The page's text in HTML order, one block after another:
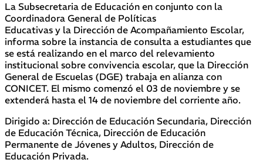
La Subsecretaria de Educación en conjunto con la
Coordinadora General de Políticas
Educativas y la Dirección de Acompañamiento Escolar,
informa sobre la instancia de consulta a estudiantes que
se está realizando en el marco del relevamiento
institucional sobre convivencia escolar, que la Dirección
General de Escuelas (DGE) trabaja en alianza con
CONICET. El mismo comenzó el 03 de noviembre y se
extenderá hasta el 14 de noviembre del corriente año.
Dirigido a: Dirección de Educación Secundaria, Dirección
de Educación Técnica, Dirección de Educación
Permanente de Jóvenes y Adultos, Dirección de
Educación Privada.